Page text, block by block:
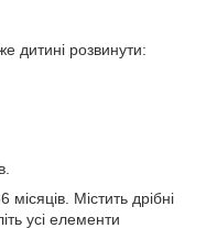
дитині розвинути:
Містить дрібні
усі елементи